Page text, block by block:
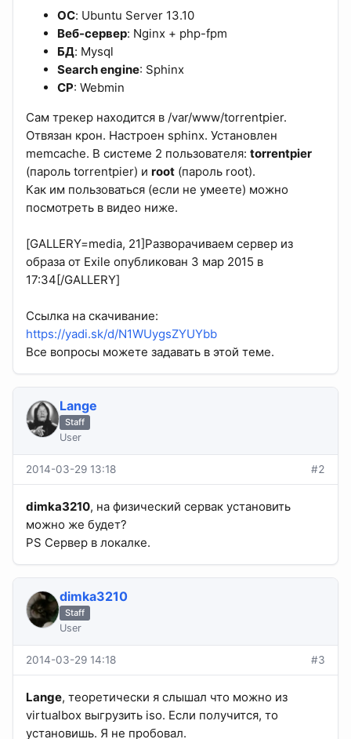
ОС: Ubuntu Server 13.10
Веб-сервер: Nginx + php-fpm
БД: Mysql
Search engine: Sphinx
CP: Webmin
Сам трекер находится в /var/www/torrentpier.
Отвязан крон. Настроен sphinx. Установлен
memcache. В системе 2 пользователя: torrentpier
(пароль torrentpier) и root (пароль root).
Как им пользоваться (если не умеете) можно
посмотреть в видео ниже.
[GALLERY=media, 21]Разворачиваем сервер из
образа от Exile опубликован 3 мар 2015 в
17:34[/GALLERY]
Ссылка на скачивание:
https://yadi.sk/d/N1WUygsZYUYbb
Все вопросы можете задавать в этой теме.
Lange
Staff
User
2014-03-29 13:18 #2
dimka3210, на физический сервак установить
можно же будет?
PS Сервер в локалке.
dimka3210
Staff
User
2014-03-29 14:18 #3
Lange, теоретически я слышал что можно из
virtualbox выгрузить iso. Если получится, то
установишь. Я не пробовал.